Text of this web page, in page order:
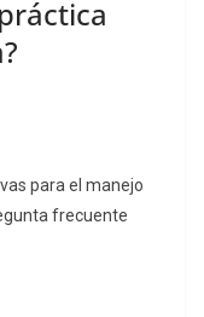
para el manejo
frecuente